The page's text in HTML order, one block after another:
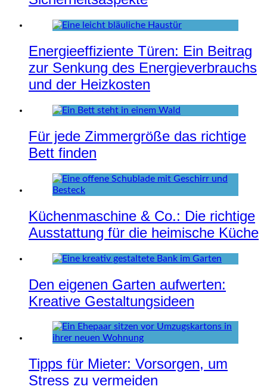
Energieeffiziente Türen: Ein Beitrag
zur Senkung des Energieverbrauchs
und der Heizkosten
Für jede Zimmergröße das richtige
Bett finden
Küchenmaschine & Co.: Die richtige
Ausstattung für die heimische Küche
Den eigenen Garten aufwerten:
Kreative Gestaltungsideen
Tipps für Mieter: Vorsorgen, um
Stress zu vermeiden